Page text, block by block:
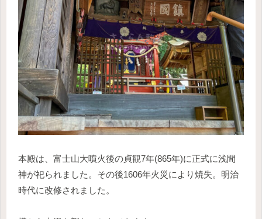
本殿は、富士山大噴火後の貞観7年(865年)に正式に浅間
神が祀られました。その後1606年火災により焼失。明治
時代に改修されました。